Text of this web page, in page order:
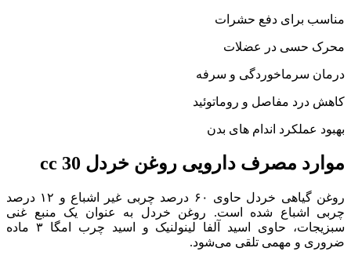
مناسب برای دفع حشرات
محرک حسی در عضلات
درمان سرماخوردگی و سرفه
کاهش درد مفاصل و روماتوئید
بهبود عملکرد اندام های بدن
موارد مصرف دارویی روغن خردل 30 cc
روغن گیاهی خردل حاوی ۶۰ درصد چربی غیر اشباع و ۱۲ درصد
چربی اشباع شده است. روغن خردل به عنوان یک منبع غنی
سبزیجات، حاوی اسید آلفا لینولنیک و اسید چرب امگا ۳ ماده
ضروری و مهمی تلقی می‌شود.